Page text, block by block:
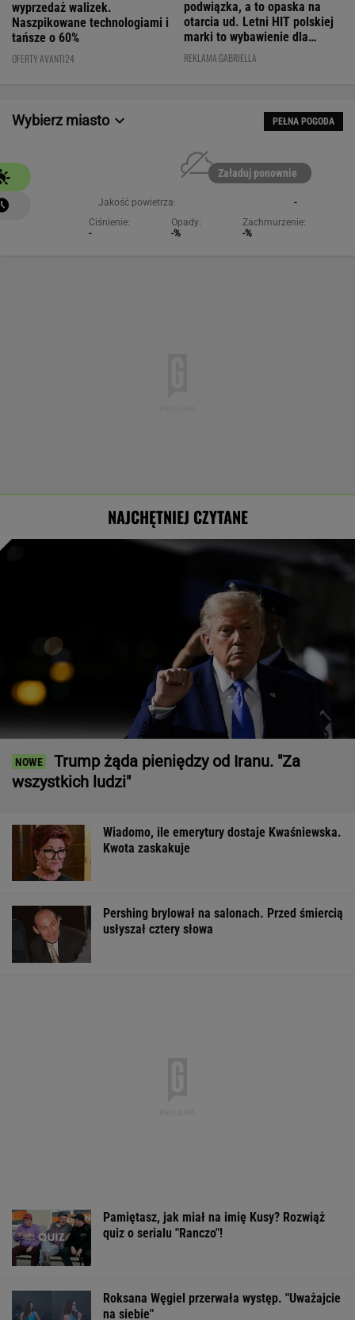
wyprzedaż walizek.
Naszpikowane technologiami i
tańsze o 60%
OFERTY AVANTI24
podwiązka, a to opaska na
otarcia ud. Letni HIT polskiej
marki to wybawienie dla
kobiet!
REKLAMA GABRIELLA
Wybierz miasto PEŁNA POGODA
Załaduj ponownie
Jakość powietrza:
-
Ciśnienie:
-
Opady:
-%
Zachmurzenie:
-%
NAJCHĘTNIEJ CZYTANE
Trump żąda pieniędzy od Iranu. "Za
wszystkich ludzi"
Wiadomo, ile emerytury dostaje Kwaśniewska.
Kwota zaskakuje
Pershing brylował na salonach. Przed śmiercią
usłyszał cztery słowa
Pamiętasz, jak miał na imię Kusy? Rozwiąż
quiz o serialu "Ranczo"!
Roksana Węgiel przerwała występ. "Uważajcie
na siebie"